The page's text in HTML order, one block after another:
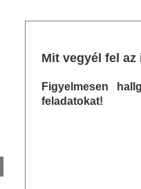
Mit vegyél fel az
Figyelmesen
feladatokat!